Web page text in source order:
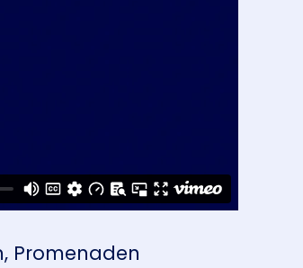
Promenaden